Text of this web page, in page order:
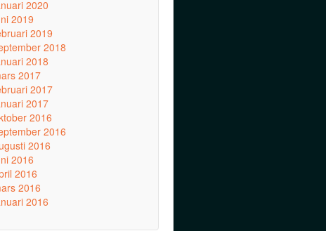
2020
2019
2019
2018
2018
2017
2017
2017
2016
2016
2016
2016
2016
2016
2016